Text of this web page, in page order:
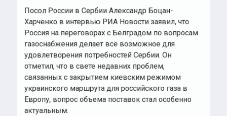
Россия на переговорах с Белградом по вопросам
газоснабжения делает всё возможное для
удовлетворения потребностей Сербии. Он
отметил, что в свете недавних проблем,
связанных с закрытием киевским режимом
украинского маршрута для российского газа в
Европу, вопрос объема поставок стал особенно
актуальным.